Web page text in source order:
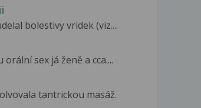
bolestivy vridek (viz....
sex já ženě a cca....
tantrickou masáž.